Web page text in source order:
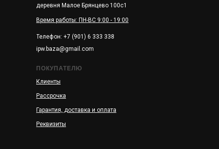
деревня Малое Брянцево 100с1
ipw.baza@gmail.com
Гарантия, доставка и оплата
Рассрочка
Клиенты
Реквизиты
ПОКУПАТЕЛЮ
Телефон: +7 (901) 6 333 338
Время работы: ПН-ВС 9:00 - 19:00